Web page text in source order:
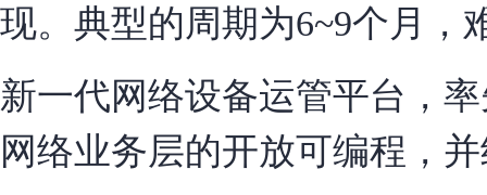
现。典型的周期为6~9个月，
新一代网络设备运管平台，
网络业务层的开放可编程，